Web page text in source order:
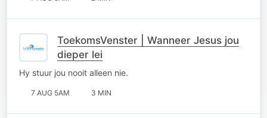
ToekomsVenster | Wanneer Jesus jou
dieper lei
Hy stuur jou nooit alleen nie.
7 AUG 5AM 3 MIN